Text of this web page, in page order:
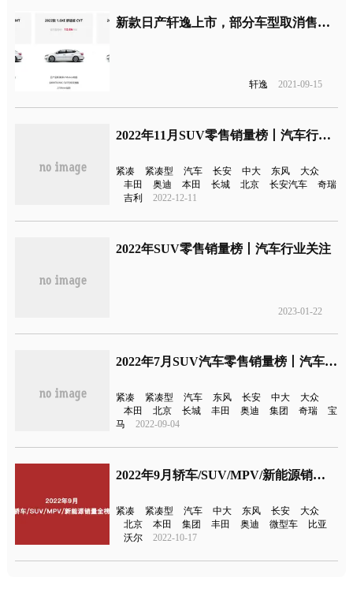
新款日产轩逸上市，部分车型取消售价调整
轩逸 2021-09-15
2022年11月SUV零售销量榜丨汽车行业关注
紧凑 紧凑型 汽车 长安 中大 东风
大众
丰田
奥迪 本田 长城 北京 长安汽车
奇瑞
吉利
2022-12-11
2022年SUV零售销量榜丨汽车行业关注
2023-01-22
2022年7月SUV汽车零售销量榜丨汽车行业关注
紧凑 紧凑型 汽车 东风 长安 中大
大众
本田
北京 长城 丰田 奥迪 集团 奇瑞
宝
马
2022-09-04
2022年9月轿车/SUV/MPV/新能源销量全榜丨汽车行业关注
紧凑 紧凑型 汽车 中大 东风 长安
大众
北京
本田 集团 丰田 奥迪 微型车
比亚
沃尔
2022-10-17